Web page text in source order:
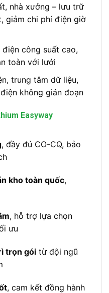
nhà xưởng – lưu trữ
giảm chi phí điện giờ
công suất cao,
toàn với lưới
trung tâm dữ liệu,
không gián đoạn
Easyway
, đầy đủ CO-CQ, bảo
kho toàn quốc,
, hỗ trợ lựa chọn
ưu
trọn góitừ đội ngũ
, cam kết đồng hành